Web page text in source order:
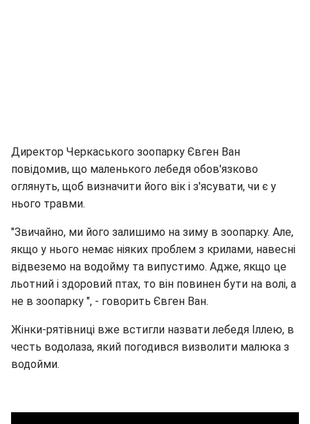
Директор Черкаського зоопарку Євген Ван
повідомив, що маленького лебедя обов'язково
оглянуть, щоб визначити його вік і з'ясувати, чи є у
нього травми.
"Звичайно, ми його залишимо на зиму в зоопарку. Але,
якщо у нього немає ніяких проблем з крилами, навесні
відвеземо на водойму та випустимо. Адже, якщо це
льотний і здоровий птах, то він повинен бути на волі, а
не в зоопарку ", - говорить Євген Ван.
Жінки-рятівниці вже встигли назвати лебедя Іллею, в
честь водолаза, який погодився визволити малюка з
водойми.